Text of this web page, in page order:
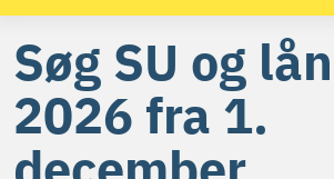
Søg SU og
2026 fra 1.